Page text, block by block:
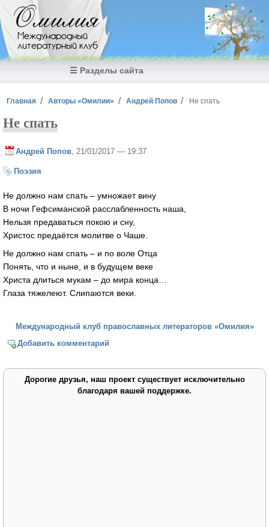
Перейти к основному содержанию
Омилия
Международный
литературный клуб
☰ Разделы сайта
Вы здесь
Главная Авторы «Омилии» Андрей Попов Не спать
Не спать
Андрей Попов , 21/01/2017 — 19:37
Поэзия
Не должно нам спать – умножает вину
В ночи Гефсиманской расслабленность наша,
Нельзя предаваться покою и сну,
Христос предаётся молитве о Чаше.
Не должно нам спать – и по воле Отца
Понять, что и ныне, и в будущем веке
Христа длиться мукам – до мира конца…
Глаза тяжелеют. Слипаются веки.
Международный клуб православных литераторов «Омилия»
Добавить комментарий
Дорогие друзья, наш проект существует исключительно
благодаря вашей поддержке.